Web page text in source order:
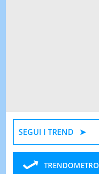
SEGUI I TREND
TRENDOMETRO